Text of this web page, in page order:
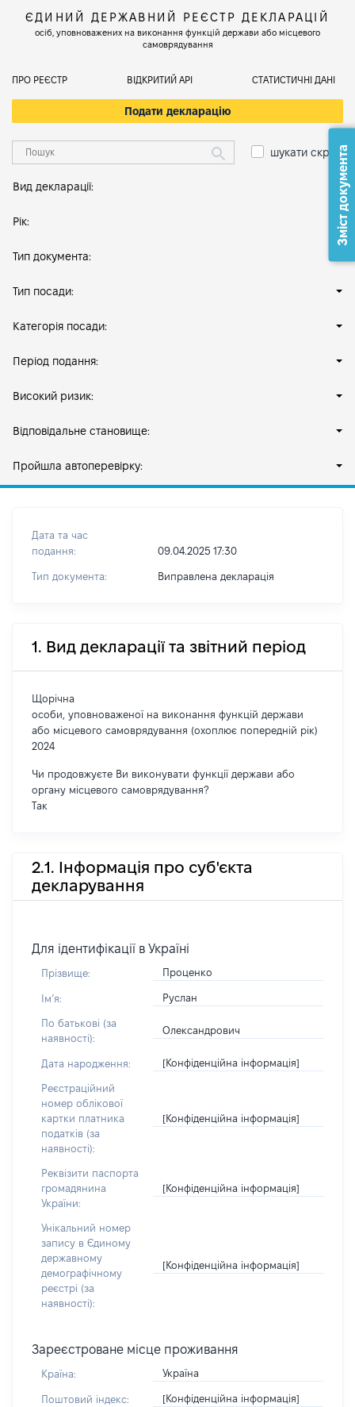
ЄДИНИЙ ДЕРЖАВНИЙ РЕЄСТР ДЕКЛАРАЦІЙ
осіб, уповноважених на виконання функцій держави або місцевого
самоврядування
ПРО РЕЄСТР ВІДКРИТИЙ АРІ СТАТИСТИЧНІ ДАНІ
Подати декларацію
шукати скрізь
Вид декларації:
Рік:
Тип документа:
Тип посади:
Категорія посади:
Період подання:
Високий ризик:
Відповідальне становище:
Пройшла автоперевірку:
Дата та час
подання:
09.04.2025 17:30
Тип документа: Виправлена декларація
1. Вид декларації та звітний період
Щорічна
особи, уповноваженої на виконання функцій держави
або місцевого самоврядування (охоплює попередній рік)
2024
Чи продовжуєте Ви виконувати функції держави або
органу місцевого самоврядування?
Так
2.1. Інформація про суб'єкта
декларування
Для ідентифікації в Україні
Прізвище: Проценко
Імʼя: Руслан
По батькові (за
наявності):
Олександрович
Дата народження: [Конфіденційна інформація]
Реєстраційний
номер облікової
картки платника
податків (за
наявності):
[Конфіденційна інформація]
Реквізити паспорта
громадянина
України:
[Конфіденційна інформація]
Унікальний номер
запису в Єдиному
державному
демографічному
реєстрі (за
наявності):
[Конфіденційна інформація]
Зареєстроване місце проживання
Країна: Україна
Поштовий індекс: [Конфіденційна інформація]
Зміст документа